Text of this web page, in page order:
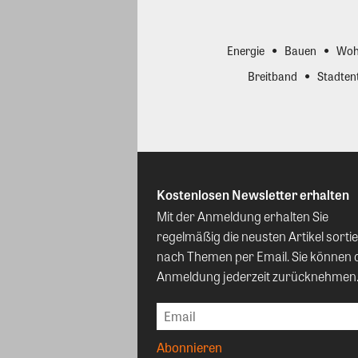
Energie Bauen
Breitband
Kostenlosen Newsletter erhalten
Mit der Anmeldung erhalten Sie
regelmäßig die neusten Artikel
nach Themen per Email. Sie können
Anmeldung jederzeit zurücknehmen.